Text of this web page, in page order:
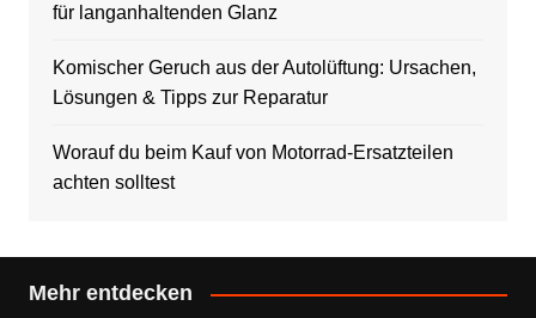
für langanhaltenden Glanz
Komischer Geruch aus der Autolüftung: Ursachen,
Lösungen & Tipps zur Reparatur
Worauf du beim Kauf von Motorrad-Ersatzteilen
achten solltest
Mehr entdecken